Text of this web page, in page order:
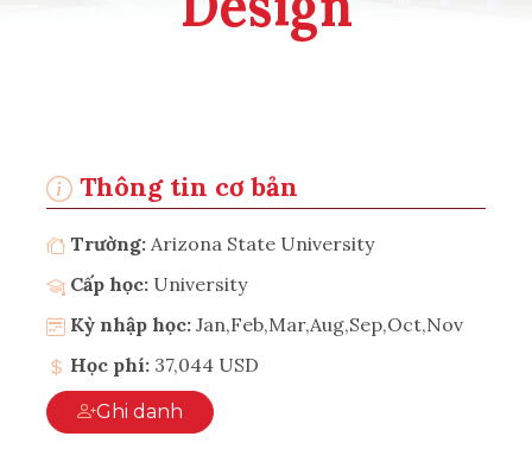
Thông tin cơ bản
Trường: Arizona State University
Cấp học: University
Kỳ nhập học: Jan,Feb,Mar,Aug,Sep,Oct,Nov
Học phí: 37,044 USD
Ghi danh